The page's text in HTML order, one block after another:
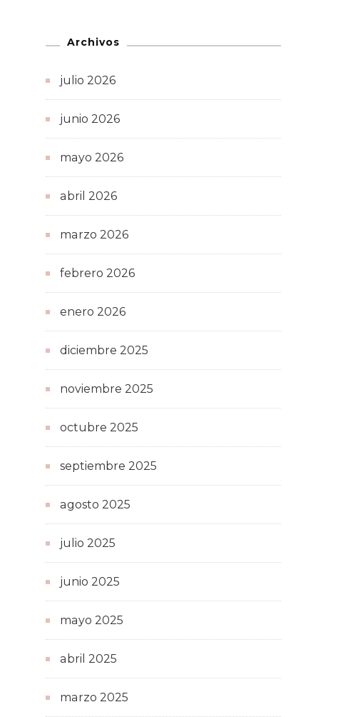
Archivos
julio 2026
junio 2026
mayo 2026
abril 2026
marzo 2026
febrero 2026
enero 2026
diciembre 2025
noviembre 2025
octubre 2025
septiembre 2025
agosto 2025
julio 2025
junio 2025
mayo 2025
abril 2025
marzo 2025